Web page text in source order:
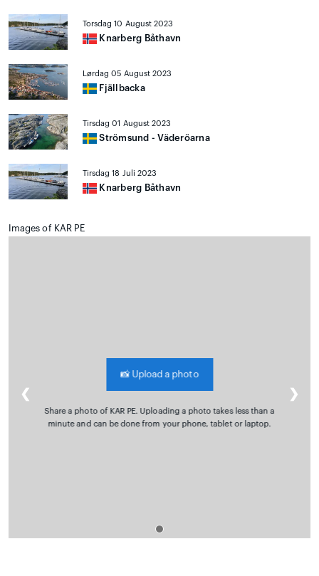
Torsdag 10 August 2023
Knarberg Båthavn
Lørdag 05 August 2023
Fjällbacka
Tirsdag 01 August 2023
Strömsund - Väderöarna
Tirsdag 18 Juli 2023
Knarberg Båthavn
Images of KAR PE
📸Upload a photo
Share a photo of KAR PE. Uploading a photo takes less than a
minute and can be done from your phone, tablet or laptop.
❮ ❯